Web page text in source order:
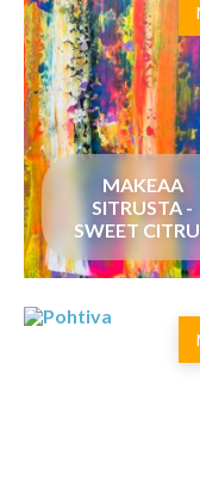
MAKEAA
SITRUSTA -
SWEET